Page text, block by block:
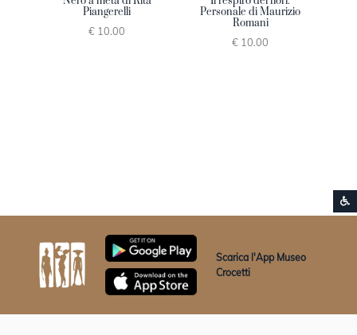
Piangerelli
€ 10.00
Personale di Maurizio
Romani
€ 10.00
Scarica l'App Museo
Crocetti